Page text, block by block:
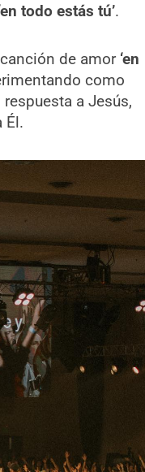
todo estás tú’.
de amor ‘en
como
a Jesús,
Él.